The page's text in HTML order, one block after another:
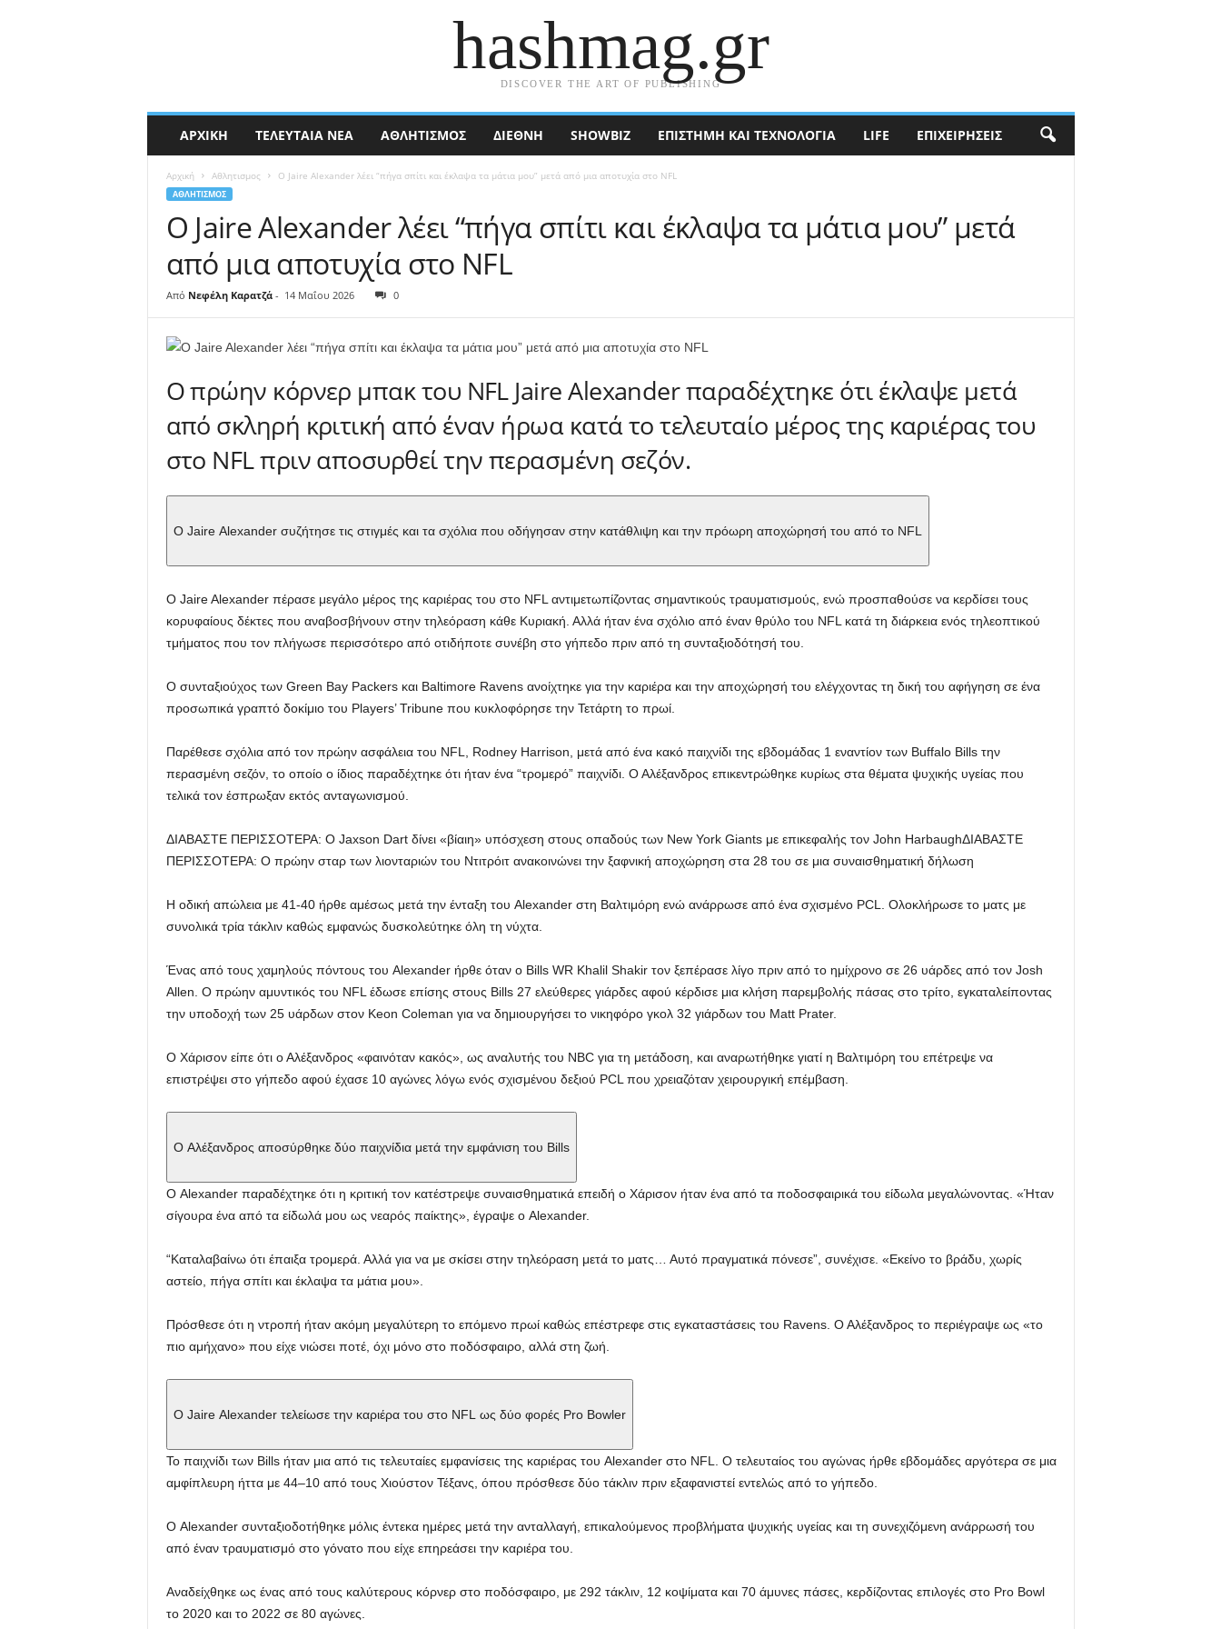
hashmag.gr
DISCOVER THE ART OF PUBLISHING
ΑΡΧΙΚΉ ΤΕΛΕΥΤΑΊΑ ΝΈΑ ΑΘΛΗΤΙΣΜΟΣ ΔΙΕΘΝΉ SHOWBIZ ΕΠΙΣΤΉΜΗ ΚΑΙ ΤΕΧΝΟΛΟΓΊΑ LIFE ΕΠΙΧΕΙΡΉΣΕΙΣ
Αρχική Αθλητισμος Ο Jaire Alexander λέει “πήγα σπίτι και έκλαψα τα μάτια μου” μετά από μια αποτυχία στο NFL
ΑΘΛΗΤΙΣΜΟΣ
Ο Jaire Alexander λέει “πήγα σπίτι και έκλαψα τα μάτια μου” μετά
από μια αποτυχία στο NFL
Από Νεφέλη Καρατζά - 14 Μαΐου 2026 0
Ο πρώην κόρνερ μπακ του NFL Jaire Alexander παραδέχτηκε ότι έκλαψε μετά
από σκληρή κριτική από έναν ήρωα κατά το τελευταίο μέρος της καριέρας του
στο NFL πριν αποσυρθεί την περασμένη σεζόν.
Ο Jaire Alexander συζήτησε τις στιγμές και τα σχόλια που οδήγησαν στην κατάθλιψη και την πρόωρη αποχώρησή του από το NFL
Ο Jaire Alexander πέρασε μεγάλο μέρος της καριέρας του στο NFL αντιμετωπίζοντας σημαντικούς τραυματισμούς, ενώ προσπαθούσε να κερδίσει τους
κορυφαίους δέκτες που αναβοσβήνουν στην τηλεόραση κάθε Κυριακή. Αλλά ήταν ένα σχόλιο από έναν θρύλο του NFL κατά τη διάρκεια ενός τηλεοπτικού
τμήματος που τον πλήγωσε περισσότερο από οτιδήποτε συνέβη στο γήπεδο πριν από τη συνταξιοδότησή του.
Ο συνταξιούχος των Green Bay Packers και Baltimore Ravens ανοίχτηκε για την καριέρα και την αποχώρησή του ελέγχοντας τη δική του αφήγηση σε ένα
προσωπικά γραπτό δοκίμιο του Players’ Tribune που κυκλοφόρησε την Τετάρτη το πρωί.
Παρέθεσε σχόλια από τον πρώην ασφάλεια του NFL, Rodney Harrison, μετά από ένα κακό παιχνίδι της εβδομάδας 1 εναντίον των Buffalo Bills την
περασμένη σεζόν, το οποίο ο ίδιος παραδέχτηκε ότι ήταν ένα “τρομερό” παιχνίδι. Ο Αλέξανδρος επικεντρώθηκε κυρίως στα θέματα ψυχικής υγείας που
τελικά τον έσπρωξαν εκτός ανταγωνισμού.
ΔΙΑΒΑΣΤΕ ΠΕΡΙΣΣΟΤΕΡΑ: Ο Jaxson Dart δίνει «βίαιη» υπόσχεση στους οπαδούς των New York Giants με επικεφαλής τον John HarbaughΔΙΑΒΑΣΤΕ
ΠΕΡΙΣΣΟΤΕΡΑ: Ο πρώην σταρ των λιονταριών του Ντιτρόιτ ανακοινώνει την ξαφνική αποχώρηση στα 28 του σε μια συναισθηματική δήλωση
Η οδική απώλεια με 41-40 ήρθε αμέσως μετά την ένταξη του Alexander στη Βαλτιμόρη ενώ ανάρρωσε από ένα σχισμένο PCL. Ολοκλήρωσε το ματς με
συνολικά τρία τάκλιν καθώς εμφανώς δυσκολεύτηκε όλη τη νύχτα.
Ένας από τους χαμηλούς πόντους του Alexander ήρθε όταν ο Bills WR Khalil Shakir τον ξεπέρασε λίγο πριν από το ημίχρονο σε 26 υάρδες από τον Josh
Allen. Ο πρώην αμυντικός του NFL έδωσε επίσης στους Bills 27 ελεύθερες γιάρδες αφού κέρδισε μια κλήση παρεμβολής πάσας στο τρίτο, εγκαταλείποντας
την υποδοχή των 25 υάρδων στον Keon Coleman για να δημιουργήσει το νικηφόρο γκολ 32 γιάρδων του Matt Prater.
Ο Χάρισον είπε ότι ο Αλέξανδρος «φαινόταν κακός», ως αναλυτής του NBC για τη μετάδοση, και αναρωτήθηκε γιατί η Βαλτιμόρη του επέτρεψε να
επιστρέψει στο γήπεδο αφού έχασε 10 αγώνες λόγω ενός σχισμένου δεξιού PCL που χρειαζόταν χειρουργική επέμβαση.
Ο Αλέξανδρος αποσύρθηκε δύο παιχνίδια μετά την εμφάνιση του Bills
Ο Alexander παραδέχτηκε ότι η κριτική τον κατέστρεψε συναισθηματικά επειδή ο Χάρισον ήταν ένα από τα ποδοσφαιρικά του είδωλα μεγαλώνοντας. «Ήταν
σίγουρα ένα από τα είδωλά μου ως νεαρός παίκτης», έγραψε ο Alexander.
“Καταλαβαίνω ότι έπαιξα τρομερά. Αλλά για να με σκίσει στην τηλεόραση μετά το ματς… Αυτό πραγματικά πόνεσε”, συνέχισε. «Εκείνο το βράδυ, χωρίς
αστείο, πήγα σπίτι και έκλαψα τα μάτια μου».
Πρόσθεσε ότι η ντροπή ήταν ακόμη μεγαλύτερη το επόμενο πρωί καθώς επέστρεφε στις εγκαταστάσεις του Ravens. Ο Αλέξανδρος το περιέγραψε ως «το
πιο αμήχανο» που είχε νιώσει ποτέ, όχι μόνο στο ποδόσφαιρο, αλλά στη ζωή.
Ο Jaire Alexander τελείωσε την καριέρα του στο NFL ως δύο φορές Pro Bowler
Το παιχνίδι των Bills ήταν μια από τις τελευταίες εμφανίσεις της καριέρας του Alexander στο NFL. Ο τελευταίος του αγώνας ήρθε εβδομάδες αργότερα σε μια
αμφίπλευρη ήττα με 44–10 από τους Χιούστον Τέξανς, όπου πρόσθεσε δύο τάκλιν πριν εξαφανιστεί εντελώς από το γήπεδο.
Ο Alexander συνταξιοδοτήθηκε μόλις έντεκα ημέρες μετά την ανταλλαγή, επικαλούμενος προβλήματα ψυχικής υγείας και τη συνεχιζόμενη ανάρρωσή του
από έναν τραυματισμό στο γόνατο που είχε επηρεάσει την καριέρα του.
Αναδείχθηκε ως ένας από τους καλύτερους κόρνερ στο ποδόσφαιρο, με 292 τάκλιν, 12 κοψίματα και 70 άμυνες πάσες, κερδίζοντας επιλογές στο Pro Bowl
το 2020 και το 2022 σε 80 αγώνες.